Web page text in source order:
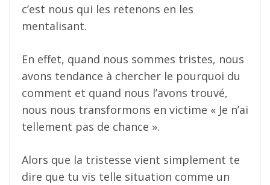
c’est nous qui les retenons en les
mentalisant.
En effet, quand nous sommes tristes, nous
avons tendance à chercher le pourquoi du
comment et quand nous l’avons trouvé,
nous nous transformons en victime « Je n’ai
tellement pas de chance ».
Alors que la tristesse vient simplement te
dire que tu vis telle situation comme un